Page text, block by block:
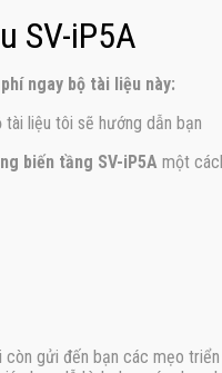
SV-iP5A
ngay bộ tài liệu này:
tài liệu tôi sẽ hướng dẫn bạn
biến tầng SV-iP5A một
còn gửi đến bạn các mẹo